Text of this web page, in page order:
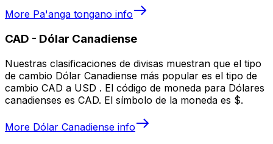
More Pa'anga tongano info
CAD - Dólar Canadiense
Nuestras clasificaciones de divisas muestran que el tipo
de cambio Dólar Canadiense más popular es el tipo de
cambio CAD a USD . El código de moneda para Dólares
canadienses es CAD. El símbolo de la moneda es $.
More Dólar Canadiense info